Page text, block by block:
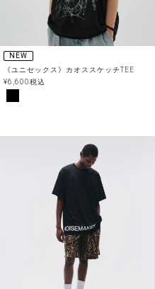
NEW
《ユニセックス》カオススケッチTEE
¥6,600税込